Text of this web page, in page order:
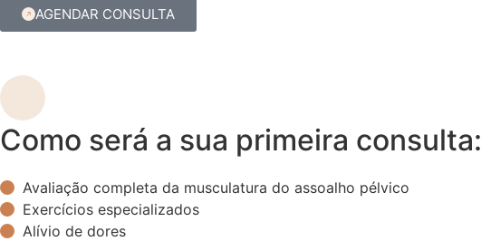
AGENDAR CONSULTA
Como será a sua primeira consulta:
Avaliação completa da musculatura do assoalho pélvico
Exercícios especializados
Alívio de dores